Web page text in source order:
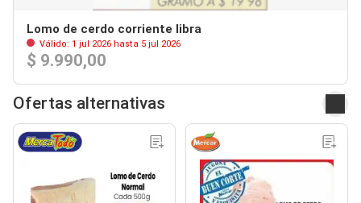
Lomo de cerdo corriente libra
Válido: 1 jul 2026 hasta 5 jul 2026
$ 9.990,00
Ofertas alternativas